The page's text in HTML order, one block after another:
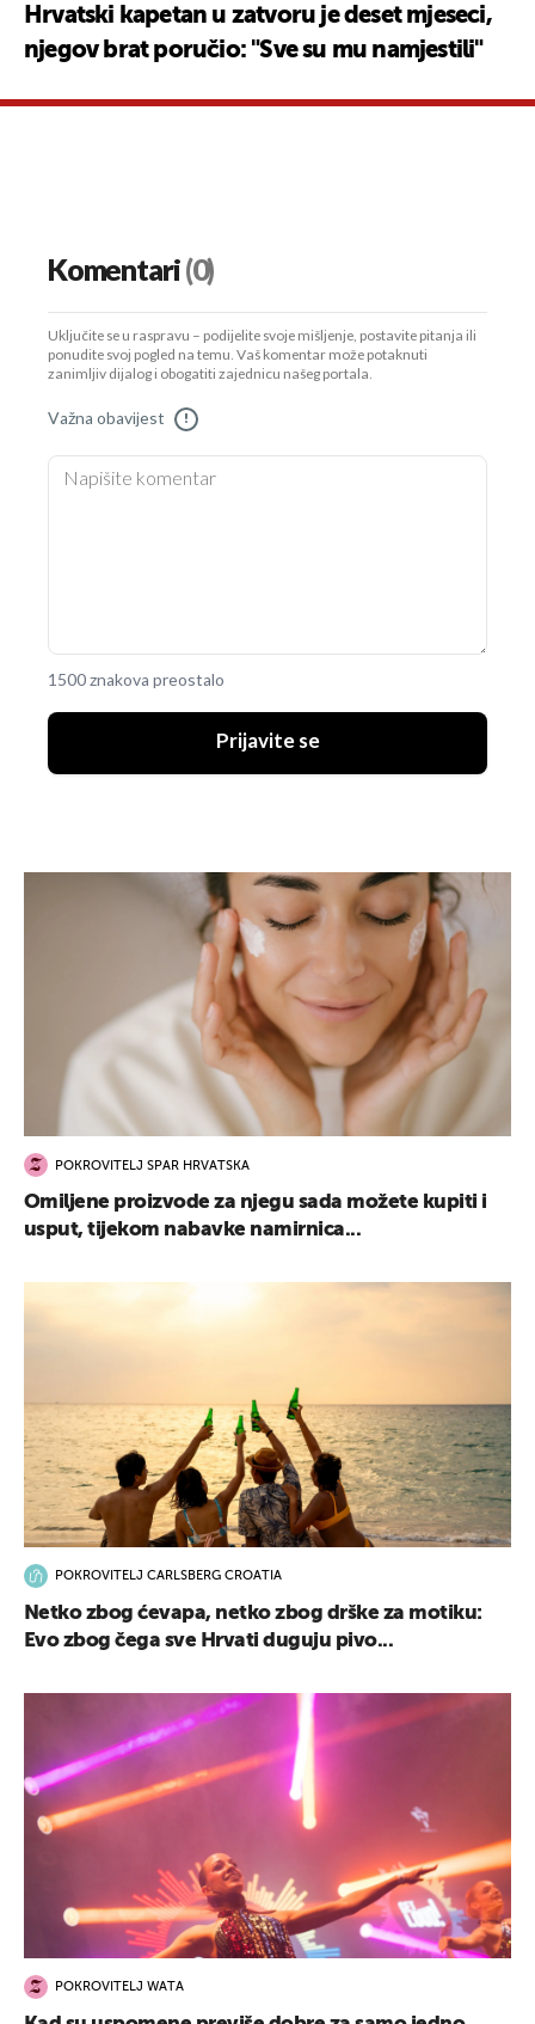
Hrvatski kapetan u zatvoru je deset mjeseci,
njegov brat poručio: "Sve su mu namjestili"
Komentari(0)
Uključite se u raspravu – podijelite svoje mišljenje, postavite pitanja ili
ponudite svoj pogled na temu. Vaš komentar može potaknuti
zanimljiv dijalog i obogatiti zajednicu našeg portala.
Važna obavijest !
1500 znakova preostalo
Prijavite se
POKROVITELJ SPAR HRVATSKA
Omiljene proizvode za njegu sada možete kupiti i
usput, tijekom nabavke namirnica...
POKROVITELJ CARLSBERG CROATIA
Netko zbog ćevapa, netko zbog drške za motiku:
Evo zbog čega sve Hrvati duguju pivo...
POKROVITELJ WATA